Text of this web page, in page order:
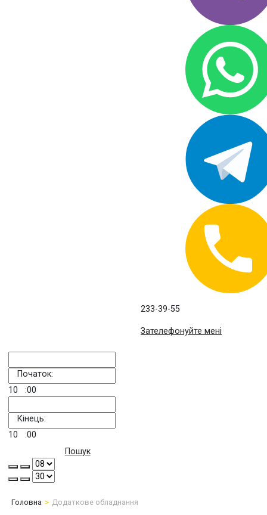
233-39-55
Зателефонуйте мені
Початок:
10
:00
Кінець:
10
:00
Пошук
Головна Додаткове обладнання